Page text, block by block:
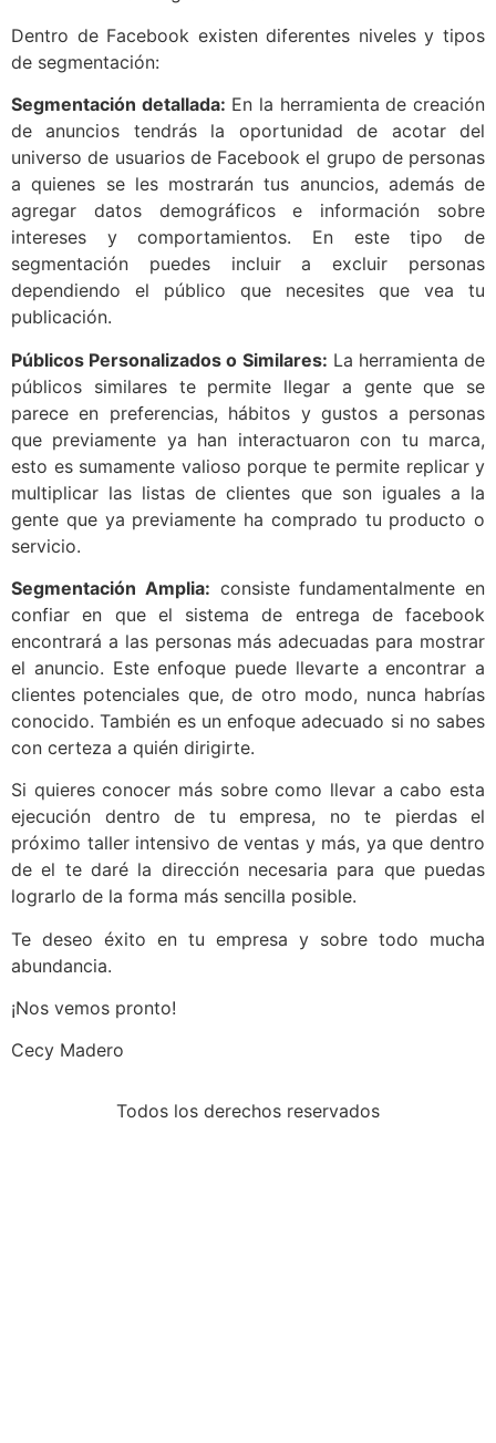
Dentro de Facebook existen diferentes niveles y tipos
de segmentación:
Segmentación detallada: En la herramienta de creación
de anuncios tendrás la oportunidad de acotar del
universo de usuarios de Facebook el grupo de personas
a quienes se les mostrarán tus anuncios, además de
agregar datos demográficos e información sobre
intereses y comportamientos. En este tipo de
segmentación puedes incluir a excluir personas
dependiendo el público que necesites que vea tu
publicación.
Públicos Personalizados o Similares: La herramienta de
públicos similares te permite llegar a gente que se
parece en preferencias, hábitos y gustos a personas
que previamente ya han interactuaron con tu marca,
esto es sumamente valioso porque te permite replicar y
multiplicar las listas de clientes que son iguales a la
gente que ya previamente ha comprado tu producto o
servicio.
Segmentación Amplia: consiste fundamentalmente en
confiar en que el sistema de entrega de facebook
encontrará a las personas más adecuadas para mostrar
el anuncio. Este enfoque puede llevarte a encontrar a
clientes potenciales que, de otro modo, nunca habrías
conocido. También es un enfoque adecuado si no sabes
con certeza a quién dirigirte.
Si quieres conocer más sobre como llevar a cabo esta
ejecución dentro de tu empresa, no te pierdas el
próximo taller intensivo de ventas y más, ya que dentro
de el te daré la dirección necesaria para que puedas
lograrlo de la forma más sencilla posible.
Te deseo éxito en tu empresa y sobre todo mucha
abundancia.
¡Nos vemos pronto!
Cecy Madero
Todos los derechos reservados